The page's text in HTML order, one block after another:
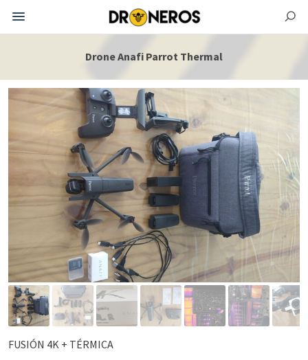
Drone Anafi Parrot Thermal
FUSIÓN 4K + TÉRMICA